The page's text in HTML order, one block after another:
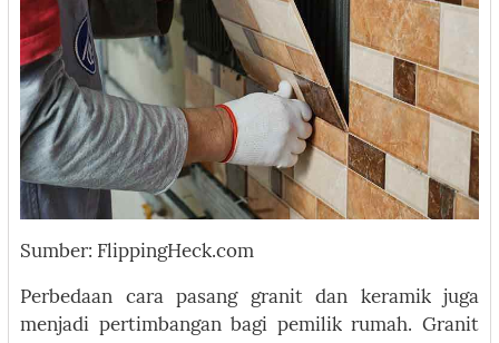
Sumber: FlippingHeck.com
Perbedaan cara pasang granit dan keramik juga
menjadi pertimbangan bagi pemilik rumah. Granit